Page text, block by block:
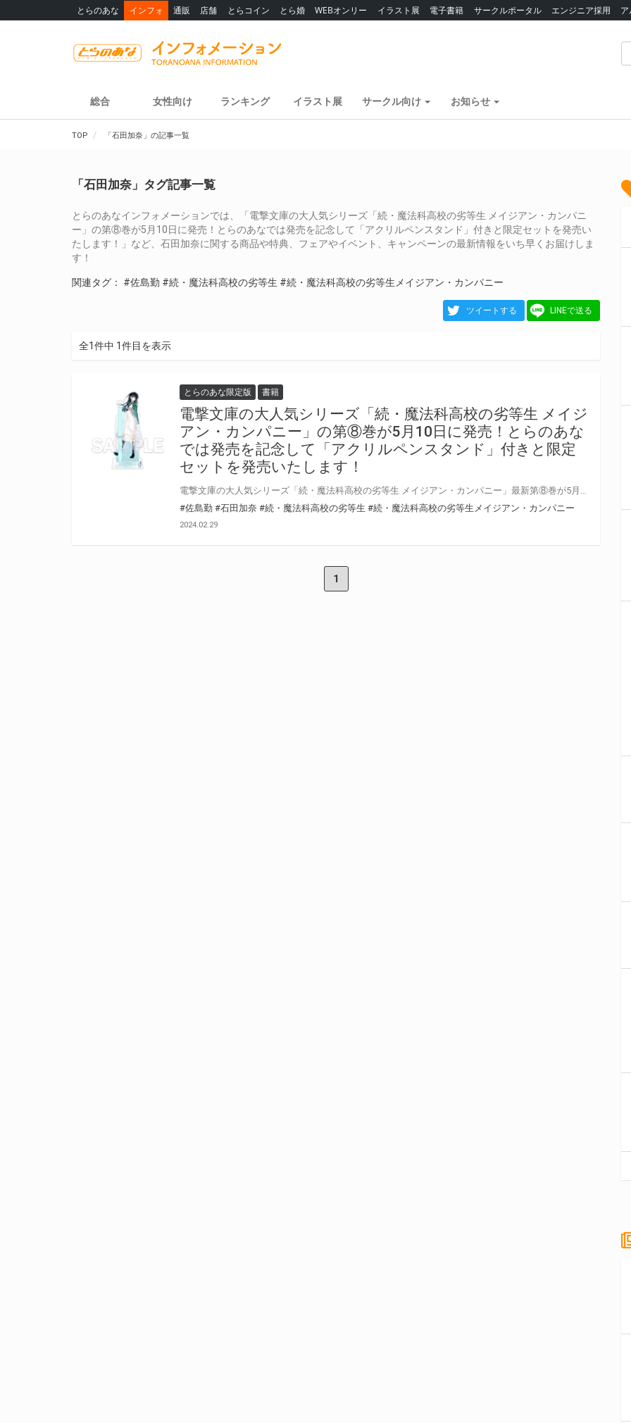
とらのあな インフォ 通販 店舗 とらコイン とら婚 WEBオンリー イラスト展 電子書籍 サークルポータル エンジニア採用
総合 女性向け ランキング イラスト展 サークル向け お知らせ
TOP 「石田加奈」の記事一覧
「石田加奈」タグ記事一覧
とらのあなインフォメーションでは、「電撃文庫の大人気シリーズ「続・魔法科高校の劣等生 メイジアン・カンパニ
ー」の第⑧巻が5月10日に発売！とらのあなでは発売を記念して「アクリルペンスタンド」付きと限定セットを発売い
たします！」など、石田加奈に関する商品や特典、フェアやイベント、キャンペーンの最新情報をいち早くお届けしま
す！
関連タグ： #佐島勤 #続・魔法科高校の劣等生 #続・魔法科高校の劣等生メイジアン・カンパニー
ツイートする LINEで送る
全1件中 1件目を表示
とらのあな限定版 書籍
電撃文庫の大人気シリーズ「続・魔法科高校の劣等生 メイジ
アン・カンパニー」の第⑧巻が5月10日に発売！とらのあな
では発売を記念して「アクリルペンスタンド」付きと限定
セットを発売いたします！
#佐島勤 #石田加奈 #続・魔法科高校の劣等生 #続・魔法科高校の劣等生メイジアン・カンパニー
2024.02.29
1